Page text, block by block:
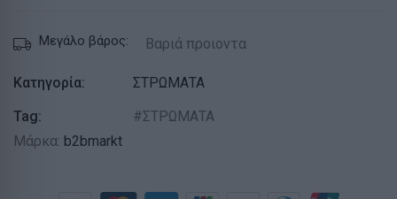
Μεγάλο βάρος: Βαριά προιοντα
Κατηγορία:
ΣΤΡΩΜΑΤΑ
Tag:
ΣΤΡΩΜΑΤΑ
Μάρκα: b2bmarkt